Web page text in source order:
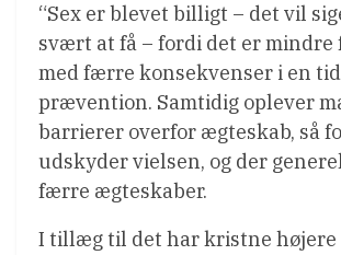
“Sex er blevet billigt – det vil
svært at få – fordi det er mindre
med færre konsekvenser i en
prævention. Samtidig oplever
barrierer overfor ægteskab, så
udskyder vielsen, og der
færre ægteskaber.
I tillæg til det har kristne højere